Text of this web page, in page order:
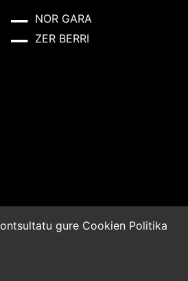
NOR GARA
ZER BERRI
gure Cookien Politika